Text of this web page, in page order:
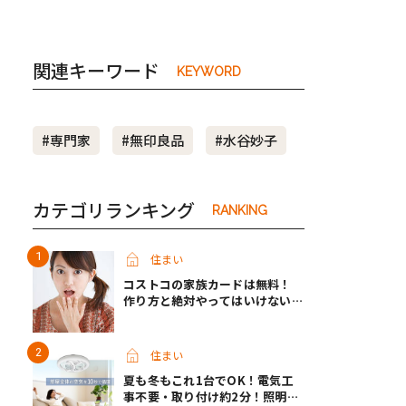
関連キーワード KEYWORD
#専門家 #無印良品 #水谷妙子
カテゴリランキング RANKING
住まい
コストコの家族カードは無料！
作り方と絶対やってはいけないパ
住まい
夏も冬もこれ1台でOK！電気工
事不要・取り付け約2分！照明な